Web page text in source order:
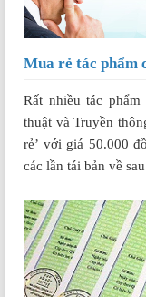
Mua rẻ tác phẩm
Rất nhiều tác
thuật và Truyền
rẻ’ với giá 50.000
các lần tái bản về sau